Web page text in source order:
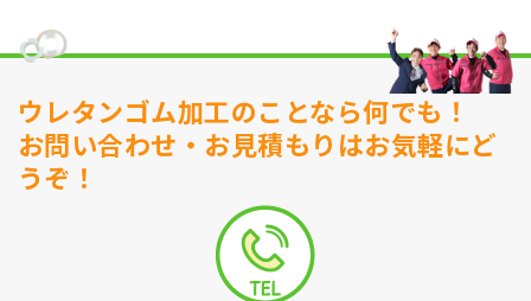
ウレタンゴム加工のことなら何でも！
お問い合わせ・お見積もりはお気軽にど
うぞ！